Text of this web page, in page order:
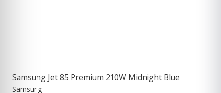
Samsung Jet 85 Premium 210W Midnight Blue
Samsung